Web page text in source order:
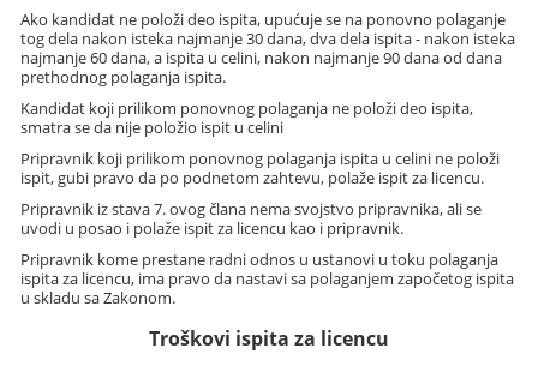
Ako kandidat ne položi deo ispita, upućuje se na ponovno polaganje
tog dela nakon isteka najmanje 30 dana, dva dela ispita - nakon isteka
najmanje 60 dana, a ispita u celini, nakon najmanje 90 dana od dana
prethodnog polaganja ispita.
Kandidat koji prilikom ponovnog polaganja ne položi deo ispita,
smatra se da nije položio ispit u celini
Pripravnik koji prilikom ponovnog polaganja ispita u celini ne položi
ispit, gubi pravo da po podnetom zahtevu, polaže ispit za licencu.
Pripravnik iz stava 7. ovog člana nema svojstvo pripravnika, ali se
uvodi u posao i polaže ispit za licencu kao i pripravnik.
Pripravnik kome prestane radni odnos u ustanovi u toku polaganja
ispita za licencu, ima pravo da nastavi sa polaganjem započetog ispita
u skladu sa Zakonom.
Troškovi ispita za licencu